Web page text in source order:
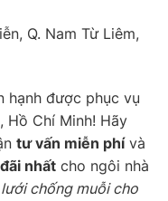
Q. Nam Từ Liêm,
hạnh được phục vụ
Hồ Chí Minh! Hãy
tư vấn miễn phívà
nhất cho ngôi nhà
lưới chống muỗi cho